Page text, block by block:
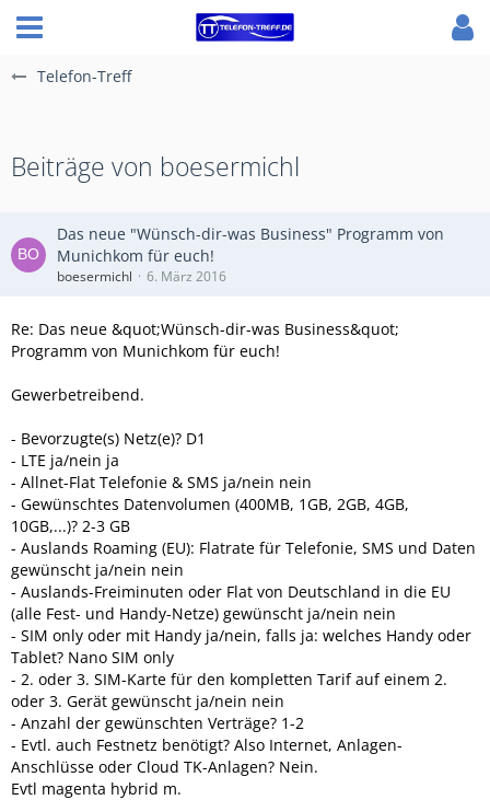
Telefon-Treff
Beiträge von boesermichl
Das neue "Wünsch-dir-was Business" Programm von
Munichkom für euch!
boesermichl 6. März 2016
Re: Das neue &quot;Wünsch-dir-was Business&quot;
Programm von Munichkom für euch!
Gewerbetreibend.
- Bevorzugte(s) Netz(e)? D1
- LTE ja/nein ja
- Allnet-Flat Telefonie & SMS ja/nein nein
- Gewünschtes Datenvolumen (400MB, 1GB, 2GB, 4GB,
10GB,...)? 2-3 GB
- Auslands Roaming (EU): Flatrate für Telefonie, SMS und Daten
gewünscht ja/nein nein
- Auslands-Freiminuten oder Flat von Deutschland in die EU
(alle Fest- und Handy-Netze) gewünscht ja/nein nein
- SIM only oder mit Handy ja/nein, falls ja: welches Handy oder
Tablet? Nano SIM only
- 2. oder 3. SIM-Karte für den kompletten Tarif auf einem 2.
oder 3. Gerät gewünscht ja/nein nein
- Anzahl der gewünschten Verträge? 1-2
- Evtl. auch Festnetz benötigt? Also Internet, Anlagen-
Anschlüsse oder Cloud TK-Anlagen? Nein.
Evtl magenta hybrid m.